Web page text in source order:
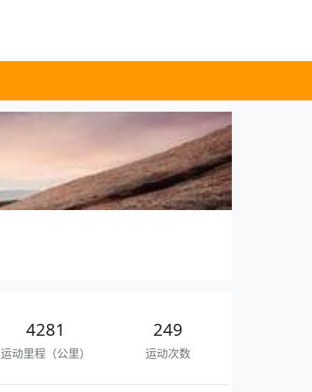
4281
运动里程（公里）
249
运动次数